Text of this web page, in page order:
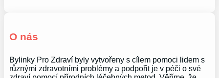
O nás
Bylinky Pro Zdraví byly vytvořeny s cílem pomoci lidem s
různými zdravotními problémy a podpořit je v péči o své